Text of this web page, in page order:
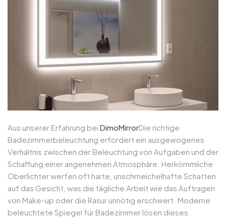
Aus unserer Erfahrung bei DimoMirrorDie richtige
Badezimmerbeleuchtung erfordert ein ausgewogenes
Verhältnis zwischen der Beleuchtung von Aufgaben und der
Schaffung einer angenehmen Atmosphäre. Herkömmliche
Oberlichter werfen oft harte, unschmeichelhafte Schatten
auf das Gesicht, was die tägliche Arbeit wie das Auftragen
von Make-up oder die Rasur unnötig erschwert. Moderne
beleuchtete Spiegel für Badezimmer lösen dieses